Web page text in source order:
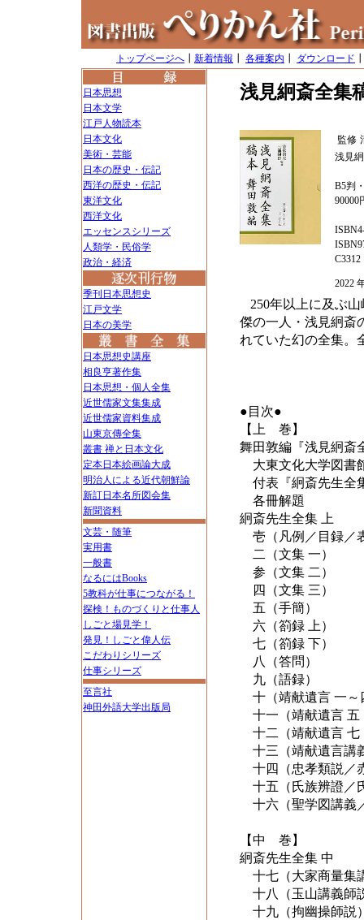
トップページへ 新着情報 各種案内 ダウンロード
日本思想
日本文学
江戸人物読本
日本文化
美術・芸能
日本の歴史・伝記
西洋の歴史・伝記
東洋文化
西洋文化
エッセンスシリーズ
人類学・民俗学
政治・経済
季刊日本思想史
江戸文学
日本の美学
日本思想史講座
相良亨著作集
日本思想・個人全集
近世儒家文集集成
近世儒家資料集成
山東京傳全集
叢書 禅と日本文化
定本日本絵画論大成
明治人による近代朝鮮論
新訂日本名所図会集
新聞資料
文芸・随筆
実用書
一般書
なるにはBooks
5教科が仕事につながる！
探検！ものづくりと仕事人
しごと場見学！
発見！しごと偉人伝
こだわりシリーズ
仕事シリーズ
至言社
神田外語大学出版局
浅見絅斎全
監修
浅見
B5判
90000
C3312
2022
250年以上に及ぶ
傑の一人・浅見絅斎
れていた幻の全集。
●目次●
【上 巻】
舞田敦編『浅見絅斎
大東文化大学図書
付表『絅斎先生全
各冊解題
絅斎先生全集 上
壱（凡例／目録／
二（文集 一）
参（文集 二）
四（文集 三）
五（手簡）
六（箚録 上）
七（箚録 下）
八（答問）
九（語録）
十（靖献遺言 一～
十一（靖献遺言 五
十二（靖献遺言 七
十三（靖献遺言講
十四（忠孝類説／
十五（氏族辨證／
十六（聖学図講義
【中 巻】
絅斎先生全集 中
十七（大家商量集
十八（玉山講義師
十九（拘幽操師説